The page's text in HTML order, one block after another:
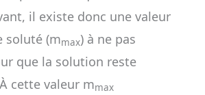
il existe donc une valeur
soluté (mmax) à ne pas
que la solution reste
cette valeur mmax